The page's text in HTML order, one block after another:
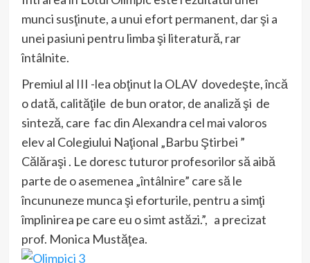
munci susţinute, a unui efort permanent, dar şi a
unei pasiuni pentru limba şi literatură, rar
întâlnite.
Premiul al III -lea obţinut la OLAV dovedeşte, încă
o dată, calităţile de bun orator, de analiză şi de
sinteză, care fac din Alexandra cel mai valoros
elev al Colegiului Naţional „Barbu Ştirbei ”
Călăraşi . Le doresc tuturor profesorilor să aibă
parte de o asemenea „întâlnire” care să le
încununeze munca şi eforturile, pentru a simţi
împlinirea pe care eu o simt astăzi.”, a precizat
prof. Monica Mustăţea.